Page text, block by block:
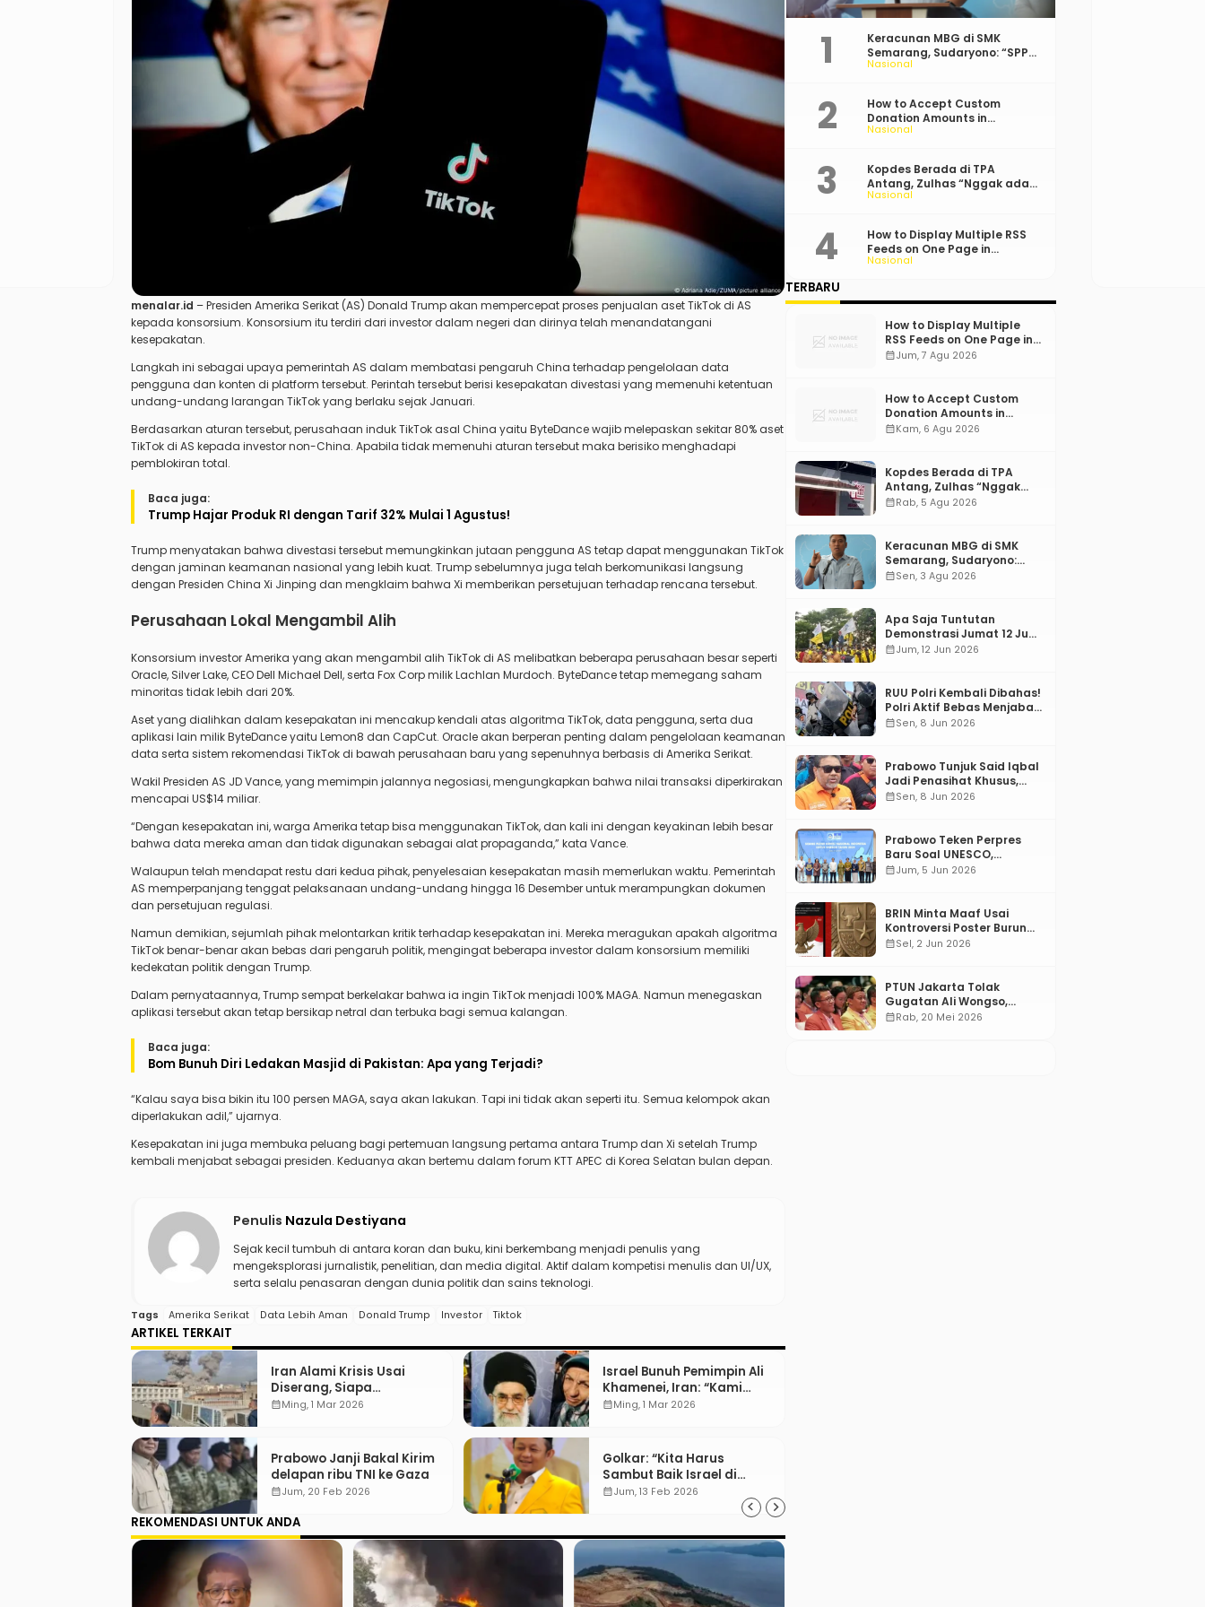
menalar.id – Presiden Amerika Serikat (AS) Donald Trump akan mempercepat proses penjualan aset TikTok di AS
kepada konsorsium. Konsorsium itu terdiri dari investor dalam negeri dan dirinya telah menandatangani
kesepakatan.
Langkah ini sebagai upaya pemerintah AS dalam membatasi pengaruh China terhadap pengelolaan data
pengguna dan konten di platform tersebut. Perintah tersebut berisi kesepakatan divestasi yang memenuhi ketentuan
undang-undang larangan TikTok yang berlaku sejak Januari.
Berdasarkan aturan tersebut, perusahaan induk TikTok asal China yaitu ByteDance wajib melepaskan sekitar 80% aset
TikTok di AS kepada investor non-China. Apabila tidak memenuhi aturan tersebut maka berisiko menghadapi
pemblokiran total.
Baca juga:
Trump Hajar Produk RI dengan Tarif 32% Mulai 1 Agustus!
Trump menyatakan bahwa divestasi tersebut memungkinkan jutaan pengguna AS tetap dapat menggunakan TikTok
dengan jaminan keamanan nasional yang lebih kuat. Trump sebelumnya juga telah berkomunikasi langsung
dengan Presiden China Xi Jinping dan mengklaim bahwa Xi memberikan persetujuan terhadap rencana tersebut.
Perusahaan Lokal Mengambil Alih
Konsorsium investor Amerika yang akan mengambil alih TikTok di AS melibatkan beberapa perusahaan besar seperti
Oracle, Silver Lake, CEO Dell Michael Dell, serta Fox Corp milik Lachlan Murdoch. ByteDance tetap memegang saham
minoritas tidak lebih dari 20%.
Aset yang dialihkan dalam kesepakatan ini mencakup kendali atas algoritma TikTok, data pengguna, serta dua
aplikasi lain milik ByteDance yaitu Lemon8 dan CapCut. Oracle akan berperan penting dalam pengelolaan keamanan
data serta sistem rekomendasi TikTok di bawah perusahaan baru yang sepenuhnya berbasis di Amerika Serikat.
Wakil Presiden AS JD Vance, yang memimpin jalannya negosiasi, mengungkapkan bahwa nilai transaksi diperkirakan
mencapai US$14 miliar.
“Dengan kesepakatan ini, warga Amerika tetap bisa menggunakan TikTok, dan kali ini dengan keyakinan lebih besar
bahwa data mereka aman dan tidak digunakan sebagai alat propaganda,” kata Vance.
Walaupun telah mendapat restu dari kedua pihak, penyelesaian kesepakatan masih memerlukan waktu. Pemerintah
AS memperpanjang tenggat pelaksanaan undang-undang hingga 16 Desember untuk merampungkan dokumen
dan persetujuan regulasi.
Namun demikian, sejumlah pihak melontarkan kritik terhadap kesepakatan ini. Mereka meragukan apakah algoritma
TikTok benar-benar akan bebas dari pengaruh politik, mengingat beberapa investor dalam konsorsium memiliki
kedekatan politik dengan Trump.
Dalam pernyataannya, Trump sempat berkelakar bahwa ia ingin TikTok menjadi 100% MAGA. Namun menegaskan
aplikasi tersebut akan tetap bersikap netral dan terbuka bagi semua kalangan.
Baca juga:
Bom Bunuh Diri Ledakan Masjid di Pakistan: Apa yang Terjadi?
“Kalau saya bisa bikin itu 100 persen MAGA, saya akan lakukan. Tapi ini tidak akan seperti itu. Semua kelompok akan
diperlakukan adil,” ujarnya.
Kesepakatan ini juga membuka peluang bagi pertemuan langsung pertama antara Trump dan Xi setelah Trump
kembali menjabat sebagai presiden. Keduanya akan bertemu dalam forum KTT APEC di Korea Selatan bulan depan.
Penulis Nazula Destiyana
Sejak kecil tumbuh di antara koran dan buku, kini berkembang menjadi penulis yang
mengeksplorasi jurnalistik, penelitian, dan media digital. Aktif dalam kompetisi menulis dan UI/UX,
serta selalu penasaran dengan dunia politik dan sains teknologi.
Tags Amerika Serikat Data Lebih Aman Donald Trump Investor Tiktok
ARTIKEL TERKAIT
Iran Alami Krisis Usai
Diserang, Siapa
Pengganti Ali Khamenei?
calendar_monthMing, 1 Mar 2026
Israel Bunuh Pemimpin Ali
Khamenei, Iran: “Kami
Akan Balas!”
calendar_monthMing, 1 Mar 2026
Prabowo Janji Bakal Kirim
delapan ribu TNI ke Gaza
calendar_monthJum, 20 Feb 2026
Golkar: “Kita Harus
Sambut Baik Israel di
Board of Peace”
calendar_monthJum, 13 Feb 2026
REKOMENDASI UNTUK ANDA
Nasional
Keracunan MBG di SMK
Semarang, Sudaryono: “SPPG
Harus Bertanggung Jawab!”
Nasional
How to Accept Custom
Donation Amounts in
WordPress with Stripe
Nasional
Kopdes Berada di TPA
Antang, Zulhas “Nggak ada
Lahan!”
Nasional
How to Display Multiple RSS
Feeds on One Page in
WordPress
TERBARU
How to Display Multiple
RSS Feeds on One Page in
WordPress
calendar_monthJum, 7 Agu 2026
How to Accept Custom
Donation Amounts in
WordPress with Stripe
calendar_monthKam, 6 Agu 2026
Kopdes Berada di TPA
Antang, Zulhas “Nggak
ada Lahan!”
calendar_monthRab, 5 Agu 2026
Keracunan MBG di SMK
Semarang, Sudaryono:
“SPPG Harus Bertanggung
calendar_monthSen, 3 Agu 2026
Apa Saja Tuntutan
Demonstrasi Jumat 12 Juni
2026?
calendar_monthJum, 12 Jun 2026
RUU Polri Kembali Dibahas!
Polri Aktif Bebas Menjabat
Di Manapun
calendar_monthSen, 8 Jun 2026
Prabowo Tunjuk Said Iqbal
Jadi Penasihat Khusus,
Mengapa?
calendar_monthSen, 8 Jun 2026
Prabowo Teken Perpres
Baru Soal UNESCO,
Tentang Apa?
calendar_monthJum, 5 Jun 2026
BRIN Minta Maaf Usai
Kontroversi Poster Burung
Garuda
calendar_monthSel, 2 Jun 2026
PTUN Jakarta Tolak
Gugatan Ali Wongso,
Misbakhun: Ini hadiah
calendar_monthRab, 20 Mei 2026